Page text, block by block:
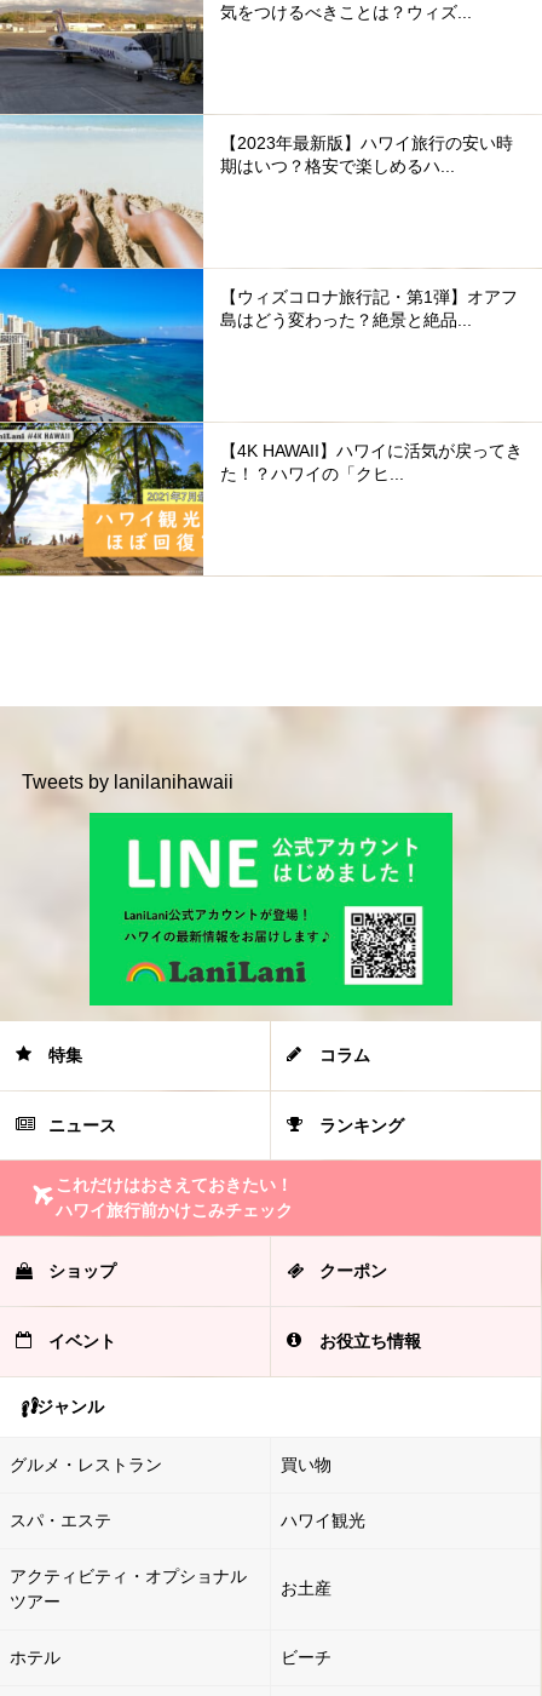
気をつけるべきことは？ウィズ...
【2023年最新版】ハワイ旅行の安い時
期はいつ？格安で楽しめるハ...
【ウィズコロナ旅行記・第1弾】オアフ
島はどう変わった？絶景と絶品...
【4K HAWAII】ハワイに活気が戻ってき
た！？ハワイの「クヒ...
Tweets by lanilanihawaii
特集 コラム
ニュース ランキング
これだけはおさえておきたい！
ハワイ旅行前かけこみチェック
ショップ クーポン
イベント お役立ち情報
ジャンル
グルメ・レストラン 買い物
スパ・エステ ハワイ観光
アクティビティ・オプショナル
ツアー
お土産
ホテル ビーチ